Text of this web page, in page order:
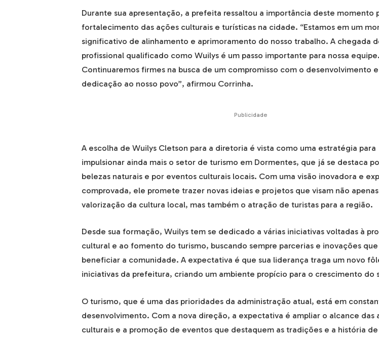
Durante sua apresentação, a prefeita ressaltou a importância deste momento
fortalecimento das ações culturais e turísticas na cidade. “Estamos em um
significativo de alinhamento e aprimoramento do nosso trabalho. A chegada
profissional qualificado como Wuilys é um passo importante para nossa equipe.
Continuaremos firmes na busca de um compromisso com o desenvolvimento
dedicação ao nosso povo”, afirmou Corrinha.
Publicidade
A escolha de Wuilys Cletson para a diretoria é vista como uma estratégia para
impulsionar ainda mais o setor de turismo em Dormentes, que já se destaca
belezas naturais e por eventos culturais locais. Com uma visão inovadora e
comprovada, ele promete trazer novas ideias e projetos que visam não
valorização da cultura local, mas também o atração de turistas para a região.
Desde sua formação, Wuilys tem se dedicado a várias iniciativas voltadas à
cultural e ao fomento do turismo, buscando sempre parcerias e inovações que
beneficiar a comunidade. A expectativa é que sua liderança traga um novo
iniciativas da prefeitura, criando um ambiente propício para o crescimento do
O turismo, que é uma das prioridades da administração atual, está em
desenvolvimento. Com a nova direção, a expectativa é ampliar o alcance das
culturais e a promoção de eventos que destaquem as tradições e a história de